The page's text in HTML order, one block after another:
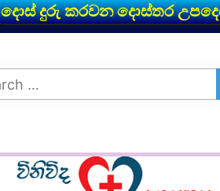
දොස් දුරු කරවන දොස්තර